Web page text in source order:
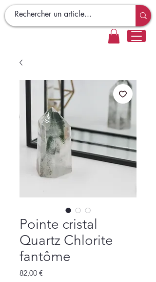
Pointe cristal
Quartz Chlorite
fantôme
82,00 €